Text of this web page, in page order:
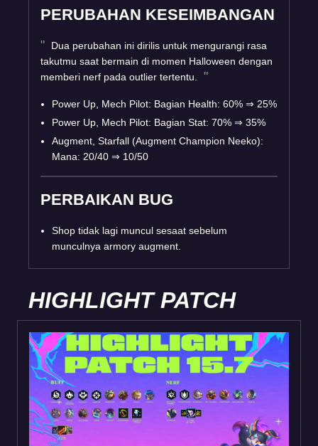
PERUBAHAN KESEIMBANGAN
Dua perubahan ini dirilis untuk mengurangi rasa
takutmu saat bermain di momen Halloween dengan
memberi nerf pada outlier tertentu.
Power Up, Mech Pilot: Bagian Health: 60% ⇒ 25%
Power Up, Mech Pilot: Bagian Stat: 70% ⇒ 35%
Augment, Starfall (Augment Champion Neeko):
Mana: 20/40 ⇒ 10/50
PERBAIKAN BUG
Shop tidak lagi muncul sesaat sebelum
munculnya armory augment.
HIGHLIGHT PATCH